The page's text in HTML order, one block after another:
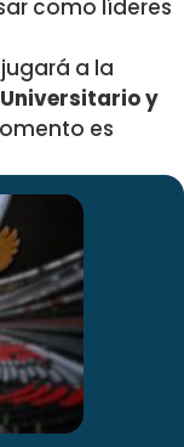
como líderes
a la
Universitario y
es